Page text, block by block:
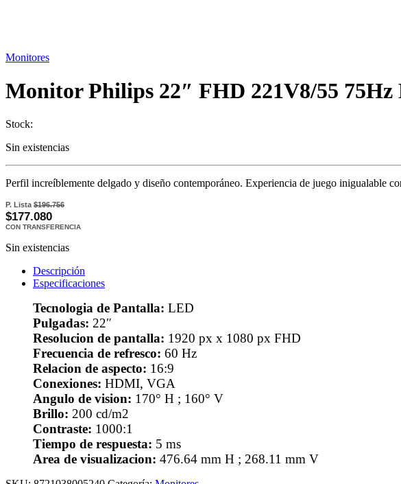
Monitores
Monitor Philips 22″ FHD 221V8/55
Stock:
Sin existencias
Perfil increíblemente delgado y diseño contemporáneo. Experiencia de juego inigualable
P. Lista$196.756
$177.080
CON TRANSFERENCIA
Sin existencias
Descripción
Especificaciones
Tecnologia de Pantalla: LED
Pulgadas: 22″
Resolucion de pantalla: 1920 px x 1080 px FHD
Frecuencia de refresco: 60 Hz
Relacion de aspecto: 16:9
Conexiones: HDMI, VGA
Angulo de vision: 170° H ; 160° V
Brillo: 200 cd/m2
Contraste: 1000:1
Tiempo de respuesta: 5 ms
Area de visualizacion: 476.64 mm H ; 268.11 mm V